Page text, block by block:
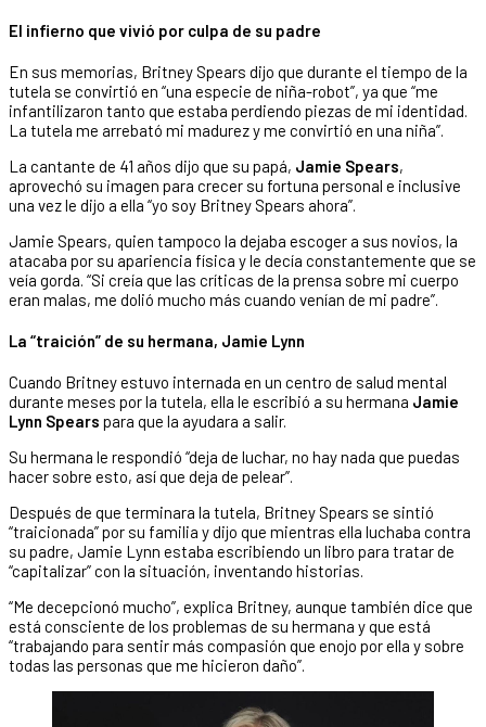
El infierno que vivió por culpa de su padre
En sus memorias, Britney Spears dijo que durante el tiempo de la
tutela se convirtió en “una especie de niña-robot”, ya que “me
infantilizaron tanto que estaba perdiendo piezas de mi identidad.
La tutela me arrebató mi madurez y me convirtió en una niña”.
La cantante de 41 años dijo que su papá, Jamie Spears,
aprovechó su imagen para crecer su fortuna personal e inclusive
una vez le dijo a ella “yo soy Britney Spears ahora”.
Jamie Spears, quien tampoco la dejaba escoger a sus novios, la
atacaba por su apariencia física y le decía constantemente que se
veía gorda. “Si creía que las críticas de la prensa sobre mi cuerpo
eran malas, me dolió mucho más cuando venían de mi padre”.
La “traición” de su hermana, Jamie Lynn
Cuando Britney estuvo internada en un centro de salud mental
durante meses por la tutela, ella le escribió a su hermana Jamie
Lynn Spears para que la ayudara a salir.
Su hermana le respondió “deja de luchar, no hay nada que puedas
hacer sobre esto, así que deja de pelear”.
Después de que terminara la tutela, Britney Spears se sintió
“traicionada” por su familia y dijo que mientras ella luchaba contra
su padre, Jamie Lynn estaba escribiendo un libro para tratar de
“capitalizar” con la situación, inventando historias.
“Me decepcionó mucho”, explica Britney, aunque también dice que
está consciente de los problemas de su hermana y que está
“trabajando para sentir más compasión que enojo por ella y sobre
todas las personas que me hicieron daño”.